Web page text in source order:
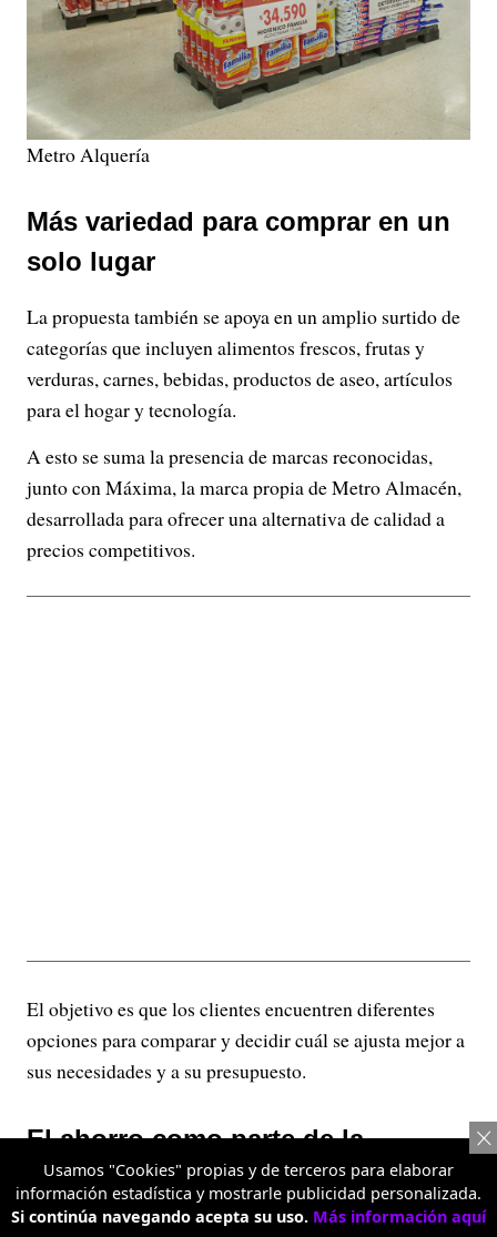
Metro Alquería
Más variedad para comprar en un
solo lugar
La propuesta también se apoya en un amplio surtido de
categorías que incluyen alimentos frescos, frutas y
verduras, carnes, bebidas, productos de aseo, artículos
para el hogar y tecnología.
A esto se suma la presencia de marcas reconocidas,
junto con Máxima, la marca propia de Metro Almacén,
desarrollada para ofrecer una alternativa de calidad a
precios competitivos.
El objetivo es que los clientes encuentren diferentes
opciones para comparar y decidir cuál se ajusta mejor a
sus necesidades y a su presupuesto.
El ahorro como parte de la
experiencia de compra
Usamos "Cookies" propias y de terceros para elaborar
información estadística y mostrarle publicidad personalizada.
Si continúa navegando acepta su uso. Más información aquí